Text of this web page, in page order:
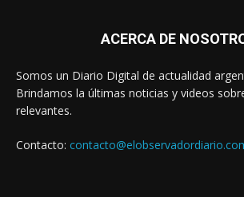
ACERCA DE
Somos un Diario Digital de actualidad
Brindamos la últimas noticias y videos
relevantes.
Contacto: